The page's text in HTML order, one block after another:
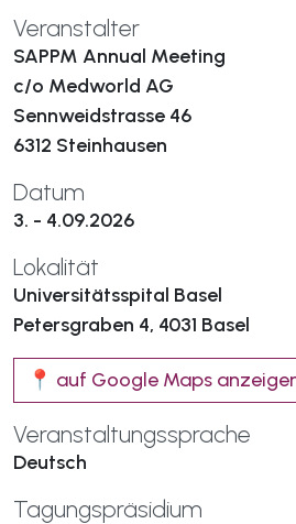
Veranstalter
SAPPM Annual Meeting
c/o Medworld AG
Sennweidstrasse 46
6312 Steinhausen
Datum
3. - 4.09.2026
Lokalität
Universitätsspital Basel
Petersgraben 4, 4031 Basel
📍 auf Google Maps
Veranstaltungssprache
Deutsch
Tagungspräsidium